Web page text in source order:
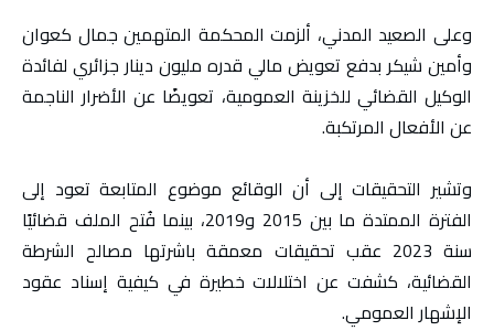
وعلى الصعيد المدني، ألزمت المحكمة المتهمين جمال كعوان
وأمين شيكر بدفع تعويض مالي قدره مليون دينار جزائري لفائدة
الوكيل القضائي للخزينة العمومية، تعويضًا عن الأضرار الناجمة
عن الأفعال المرتكبة.
وتشير التحقيقات إلى أن الوقائع موضوع المتابعة تعود إلى
الفترة الممتدة ما بين 2015 و2019، بينما فُتح الملف قضائيًا
سنة 2023 عقب تحقيقات معمقة باشرتها مصالح الشرطة
القضائية، كشفت عن اختلالات خطيرة في كيفية إسناد عقود
الإشهار العمومي.